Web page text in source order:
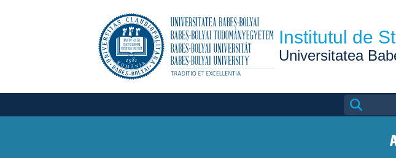
Institutul de
Universitatea
Search
for: